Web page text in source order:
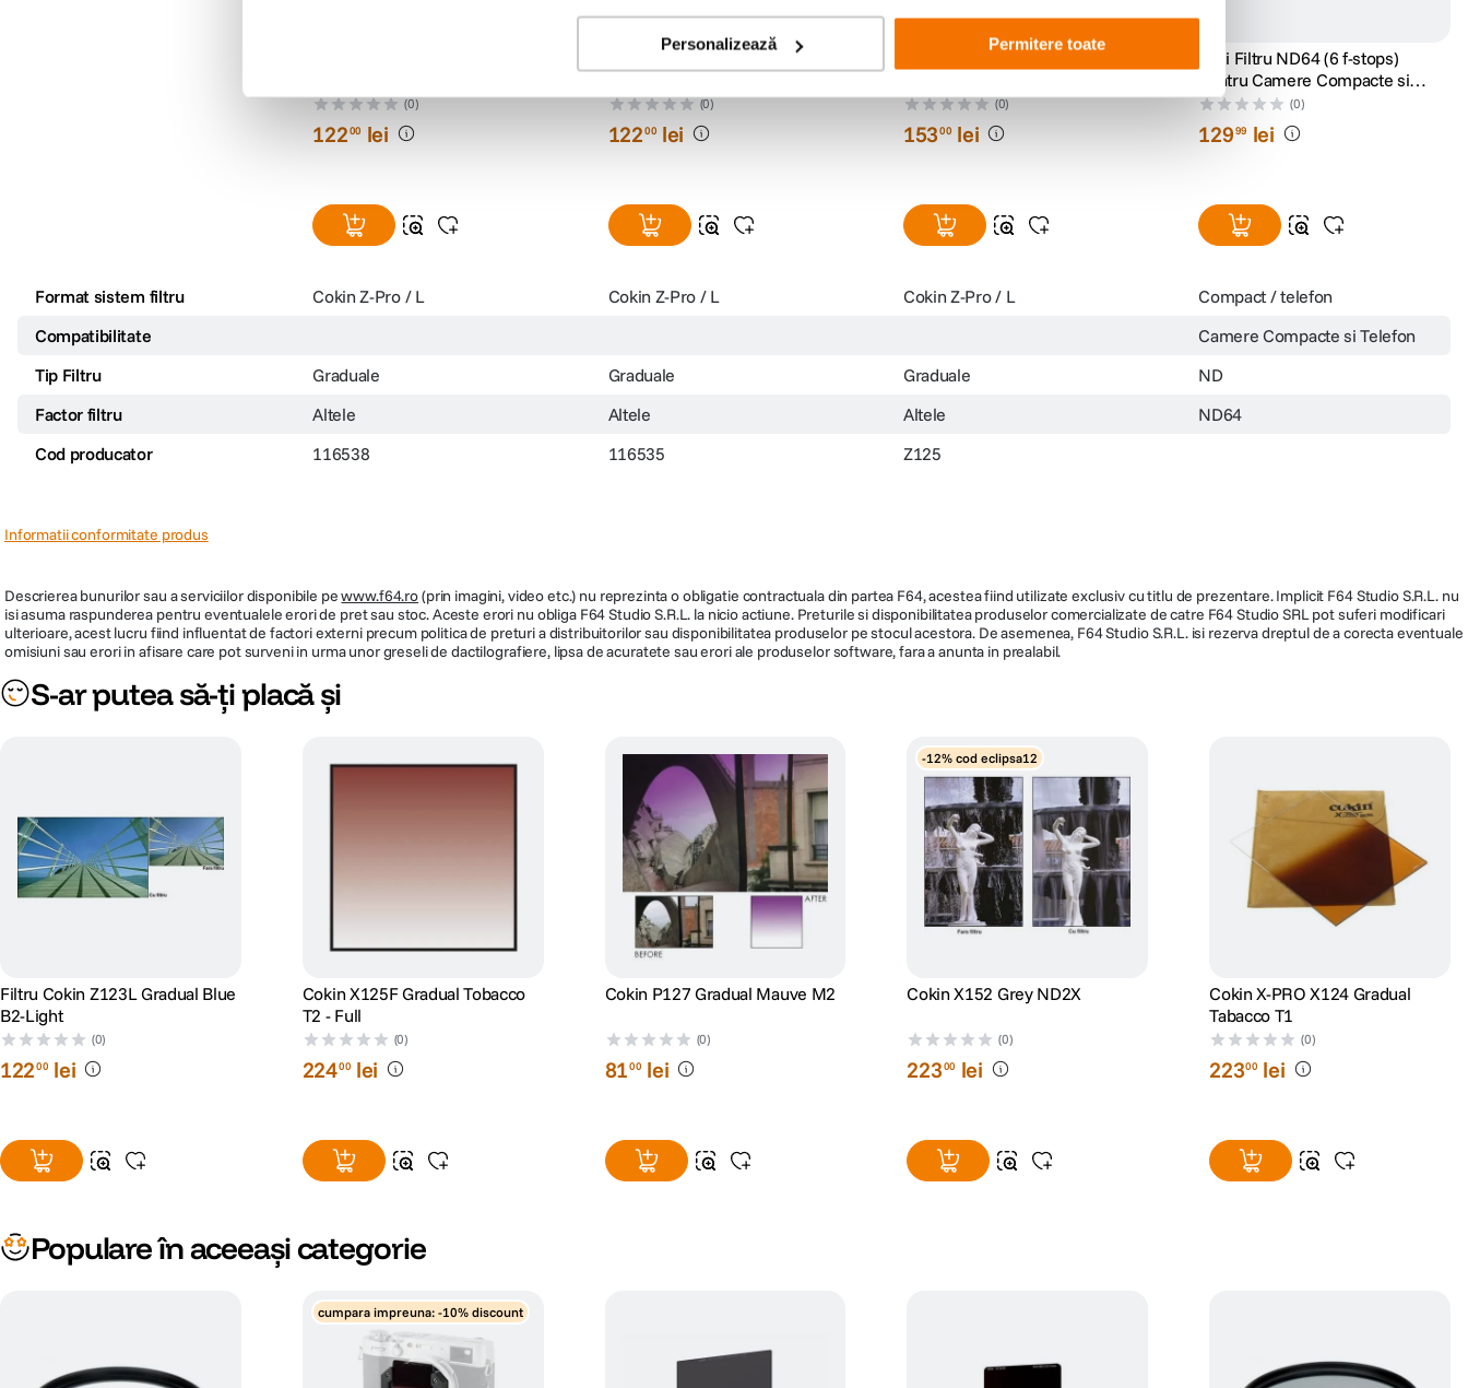
Personalizează Permitere toate
(0)
12200 lei
Filtru Cokin Z122 Gradual Blue B1
(0)
12200 lei
Cokin Z125 Gradual tobacco T2
(0)
15300 lei
NiSi Filtru ND64 (6 f-stops)
pentru Camere Compacte si
Telefon
(0)
12999 lei
Format sistem filtru Cokin Z-Pro / L Cokin Z-Pro / L Cokin Z-Pro / L
Compact / telefon
Compatibilitate
Camere Compacte si Telefon
Tip Filtru
Graduale Graduale Graduale
ND
Factor filtru
Altele Altele Altele
ND64
Cod producator
116538 116535 Z125
Informatii conformitate produs
Descrierea bunurilor sau a serviciilor disponibile pewww.f64.ro(prin imagini, video etc.) nu reprezinta o obligatie contractuala din partea F64, acestea fiind utilizate exclusiv cu titlu de prezentare. Implicit F64 Studio S.R.L. nu
isi asuma raspunderea pentru eventualele erori de pret sau stoc. Aceste erori nu obliga F64 Studio S.R.L. la nicio actiune. Preturile si disponibilitatea produselor comercializate de catre F64 Studio SRL pot suferi modificari
ulterioare, acest lucru fiind influentat de factori externi precum politica de preturi a distribuitorilor sau disponibilitatea produselor pe stocul acestora. De asemenea, F64 Studio S.R.L. isi rezerva dreptul de a corecta eventuale
omisiuni sau erori in afisare care pot surveni in urma unor greseli de dactilografiere, lipsa de acuratete sau erori ale produselor software, fara a anunta in prealabil.
S-ar putea să-ți placă și
Filtru Cokin Z123L Gradual Blue
B2-Light
(0)
12200 lei
Cokin X125F Gradual Tobacco
T2 - Full
(0)
22400 lei
Cokin P127 Gradual Mauve M2
(0)
8100 lei
-12% cod eclipsa12
Cokin X152 Grey ND2X
(0)
22300 lei
Cokin X-PRO X124 Gradual
Tabacco T1
(0)
22300 lei
Populare în aceeași categorie
cumpara impreuna: -10% discount